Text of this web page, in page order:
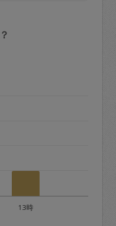
合、毎週定
回までキャ
て：
13時